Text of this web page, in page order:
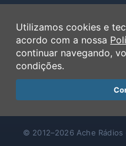
Tijucas do Sul
Tunas do Paraná
Termos de Uso
Política de Privacidade
Ferramentas
Contato
© 2012–2026 Ache
Utilizamos cookies e
acordo com a nossa
continuar navegando,
condições.